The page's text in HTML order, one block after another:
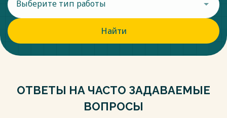
Выберите тип работы
Найти
ОТВЕТЫ НА ЧАСТО ЗАДАВАЕМЫЕ
ВОПРОСЫ